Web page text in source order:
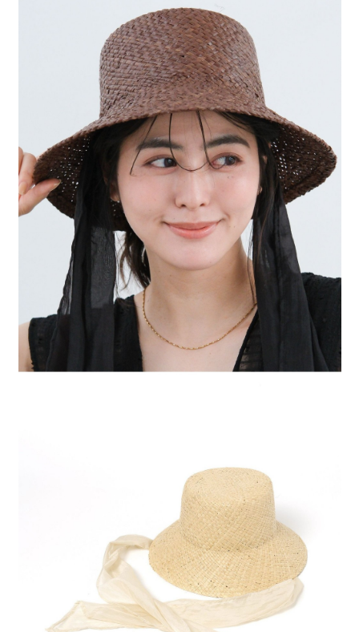
1.分期款項不併入電信帳單，「大哥付你分期」於每月結算日後寄送繳費提
2.透過簡訊連結打開帳單後，可選擇「超商條碼／台灣大直營門市／銀行轉
帳／街口支付／iPASS MONEY」等通路繳費。
1.本服務係由「台灣大哥大股份有限公司」（以下簡稱本公司）所提供，讓
用戶於交易時，得透過本服務購買商品或服務，並由商店將買賣／分期付款
買賣價金債權讓與本公司後，依約使用本公司帳單繳交帳款。
2.基於同意付款使用「大哥付你分期」之契約關係目的，商店將以您的個人
資料（包含姓名、電話或地址）提供予台灣大哥大進項蒐集、處理及利用，
由本公司與您本人進行分期帳單所需資料之確認、核對及更正。
3.完整用戶服務條款，請詳閱以下連結：
https://oppay.tw/userRule
【「AFTEE先享後付」結帳流程】
１．於結帳方式選擇「AFTEE先享後付」後，將跳轉至「AFTEE先享後付」
結帳頁面，進行簡訊認證並確認金額後，即可完成結帳。
２．訂單成立數日內，您將收到繳費通知簡訊。
３．收到繳費通知簡訊後14天內，點擊此簡訊中的連結，可透過四大超商／
ATM／網路銀行／等多元方式進行付款，方視為交易完成。
※ 請注意：結帳手續完成當下不需立刻繳費，但若您需要取消訂單，請聯絡
購買商品的店家。未經商家同意取消之訂單仍視為有效，需透過AFTEE先享
後付繳納相關費用。
※ 交易是否成功請以「AFTEE先享後付 」之結帳頁面顯示為準，若有關於
是否繳費成功／繳費後需取消欲退款等相關疑問，請聯繫「AFTEE先享後付
客戶支援中心」
https://netprotections.freshdesk.com/support/home
【注意事項】
１．透過由恩沛科技股份有限公司提供之「AFTEE先享後付」服務完成之交
易，需依本服務之必要範圍內提供個人資料，並將交易相關給付款項請求債
權轉讓予恩沛科技股份有限公司。
２．關於個人資料處理事宜，請瀏覽以下網址：https://aftee.tw/terms/#terms3
３．未成年的使用者請事先徵得法定代理人或監護人之同意方可使用
「AFTEE先享後付」，若未經同意申辦者引起之損失，本公司不負相關責
４．使用「AFTEE先享後付」時，將依據個別帳號之用戶狀況，依本公司即
時審查核予不同之上限額度；若仍有額度不足之情形，本公司將視審查結果
請求用戶進行身份認證。
５．嚴禁一人註冊多個帳號或使用他人資訊註冊。若發現惡意使用之情形，
恩沛科技股份有限公司將有權停止該用戶之使用額度並採取法律行動。
每筆NT$80，滿NT$888(含以上)免運費
每筆NT$80，滿NT$1,500(含以上)免運費
每筆NT$80，滿NT$1,500(含以上)免運費
宅配
每筆NT$80，滿NT$1,500(含以上)免運費